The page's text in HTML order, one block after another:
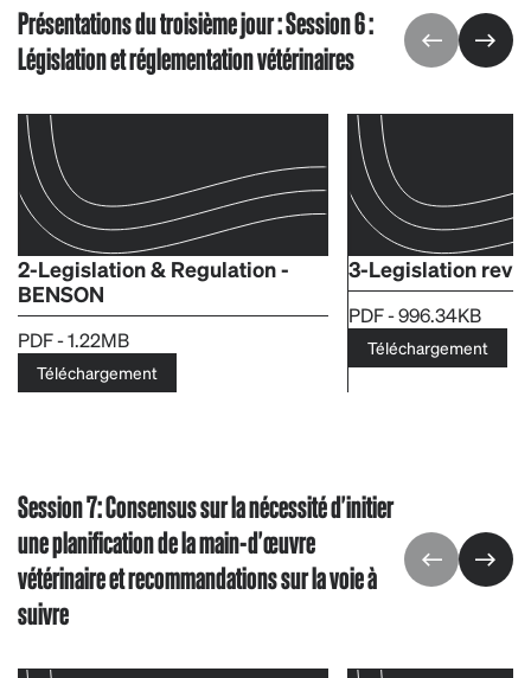
Présentations du troisième jour : Session 6 :
Législation et réglementation vétérinaires
2-Legislation & Regulation -
BENSON
PDF - 1.22MB
Téléchargement
3-Legislation
PDF - 996.34KB
Téléchargement
Session 7: Consensus sur la nécessité d'initier
une planification de la main-d'œuvre
vétérinaire et recommandations sur la voie à
suivre